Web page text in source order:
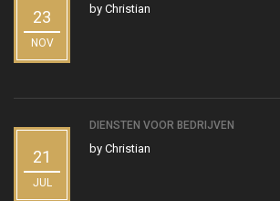
23
NOV
by Christian
21
JUL
DIENSTEN VOOR BEDRIJVEN
by Christian